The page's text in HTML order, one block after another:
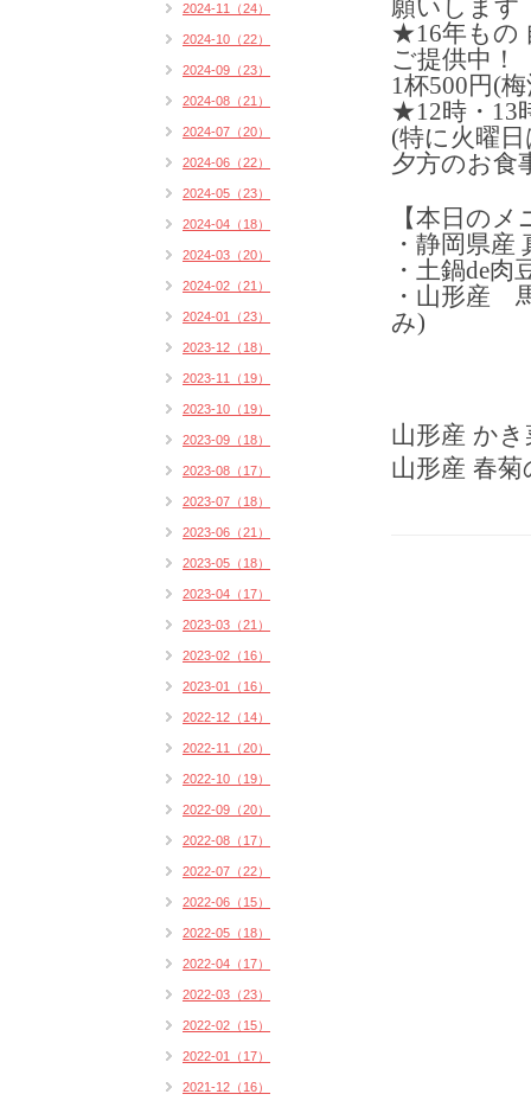
願いします
★16年もの
ご提供中！
1杯500円(
★12時・13
(特に火曜
夕方のお食
【本日の
・静岡県
・土鍋de肉
・山形産
み)
山形産 か
山形産 春
2024-11（24）
2024-10（22）
2024-09（23）
2024-08（21）
2024-07（20）
2024-06（22）
2024-05（23）
2024-04（18）
2024-03（20）
2024-02（21）
2024-01（23）
2023-12（18）
2023-11（19）
2023-10（19）
2023-09（18）
2023-08（17）
2023-07（18）
2023-06（21）
2023-05（18）
2023-04（17）
2023-03（21）
2023-02（16）
2023-01（16）
2022-12（14）
2022-11（20）
2022-10（19）
2022-09（20）
2022-08（17）
2022-07（22）
2022-06（15）
2022-05（18）
2022-04（17）
2022-03（23）
2022-02（15）
2022-01（17）
2021-12（16）